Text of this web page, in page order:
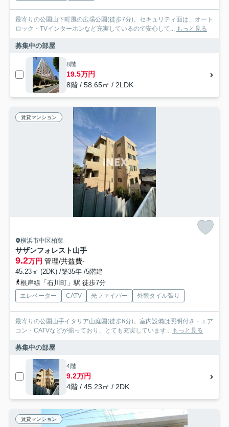
最寄りの公園山下町風の広場公園(徒歩7分)。セキュリティ面は、オート
ロック・TVインターホンなど充実しているので安心して...
もっと見る
募集中の部屋
8階
19.5万円
8階 / 58.65㎡ / 2LDK
賃貸マンション
横浜市中区柏葉
サザンフォレスト山手
9.2万円 管理/共益費-
45.23㎡ (2DK) /築35年 /5階建
根岸線「石川町」駅 徒歩7分
エレベーター CATV 光ファイバー 外観タイル張り
最寄りの公園山手イタリア山庭園(徒歩6分)。室内設備は照明付き・エア
コン・CATVなどが揃っており、とても充実しています...
もっと見る
募集中の部屋
4階
9.2万円
4階 / 45.23㎡ / 2DK
賃貸マンション